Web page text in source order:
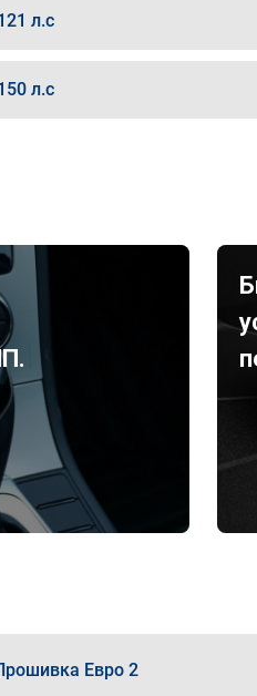
л.с
л.с
Евро 2